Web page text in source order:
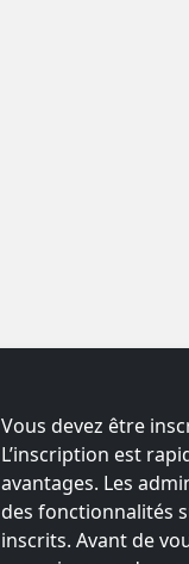
Vous devez être
L’inscription est
avantages. Les
des fonctionnalités
inscrits. Avant de